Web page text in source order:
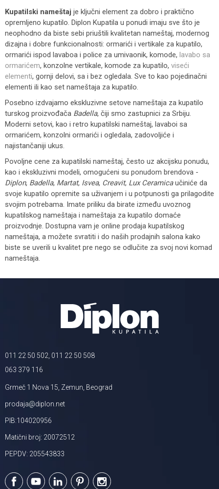
Kupatilski nameštaj je ključni element za dobro i praktično
opremljeno kupatilo. Diplon Kupatila u ponudi imaju sve što je
neophodno da biste sebi priuštili kvalitetan nameštaj, modernog
dizajna i dobre funkcionalnosti: ormarići i vertikale za kupatilo,
ormarići ispod lavaboa i police za umivaonik, komode, lavabo sa
ormarićem, konzolne vertikale, komode za kupatilo, viseći
elementi, gornji delovi, sa i bez ogledala. Sve to kao pojedinačni
elementi ili kao set nameštaja za kupatilo.
Posebno izdvajamo ekskluzivne setove nameštaja za kupatilo
turskog proizvođača Badella, čiji smo zastupnici za Srbiju.
Moderni setovi, kao i retro kupatilski nameštaj, lavaboi sa
ormarićem, konzolni ormarići i ogledala, zadovoljiće i
najistančaniji ukus.
Povoljne cene za kupatilski nameštaj, često uz akcijsku ponudu,
kao i ekskluzivni modeli, omogućeni su ponudom brendova -
Diplon, Badella, Martat, Isvea, Creavit, Lux Ceramicaučiniće da
svoje kupatilo opremite sa uživanjem i u potpunosti ga prilagodite
svojim potrebama. Imate priliku da birate između uvoznog
kupatilskog nameštaja i nameštaja za kupatilo domaće
proizvodnje. Dostupna vam je online prodaja kupatilskog
nameštaja, a možete svratiti i do naših prodajnih salona kako
biste se uverili u kvalitet pre nego se odlučite za svoj novi komad
nameštaja.
011 22 50 502, 011 22 50 508
063 379 116
Grmeč 1 Nova 15, Zemun, Beograd
prodaja@diplon.net
PIB:104020956
Matični broj: 20072512
PEPDV: 205543833